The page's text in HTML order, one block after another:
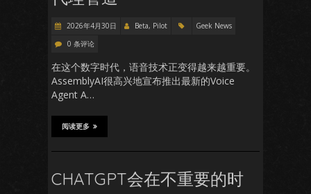
2026年4月30日 Beta, Pilot
Geek News
0 条评论
在这个数字时代，语音技术正变得越来越重要。
AssemblyAI很高兴地宣布推出最新的Voice
Agent A…
阅读更多
CHATGPT会在不重要的时